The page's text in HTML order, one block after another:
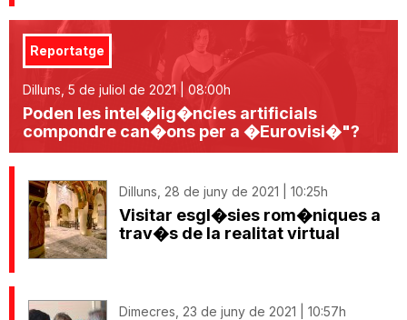
Reportatge
Dilluns, 5 de juliol de 2021 | 08:00h
Poden les intel�lig�ncies artificials
compondre can�ons per a �Eurovisi�"?
Dilluns, 28 de juny de 2021 | 10:25h
Visitar esgl�sies rom�niques a
trav�s de la realitat virtual
Dimecres, 23 de juny de 2021 | 10:57h